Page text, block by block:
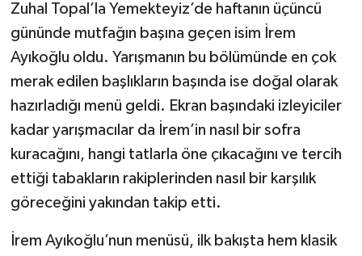
Zuhal Topal’la Yemekteyiz’de haftanın üçüncü
gününde mutfağın başına geçen isim İrem
Ayıkoğlu oldu. Yarışmanın bu bölümünde en çok
merak edilen başlıkların başında ise doğal olarak
hazırladığı menü geldi. Ekran başındaki izleyiciler
kadar yarışmacılar da İrem’in nasıl bir sofra
kuracağını, hangi tatlarla öne çıkacağını ve tercih
ettiği tabakların rakiplerinden nasıl bir karşılık
göreceğini yakından takip etti.
İrem Ayıkoğlu’nun menüsü, ilk bakışta hem klasik
Merkez Haberleri
Pınarbaşı Haberleri
Şenpazar Haberleri
Seydiler Haberleri
Tosya Haberleri